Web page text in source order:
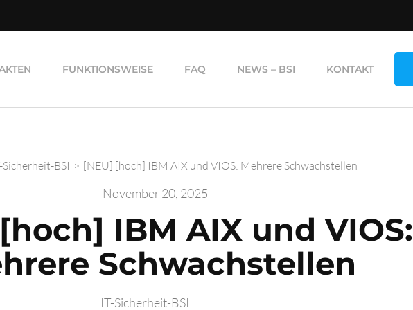
FUNKTIONSWEISE FAQ NEWS – BSI KONTAKT
Sicherheit-BSI > [NEU] [hoch] IBM AIX und VIOS: Mehrere Schwachstellen
November 20, 2025
IBM AIX und VIOS:
Schwachstellen
IT-Sicherheit-BSI